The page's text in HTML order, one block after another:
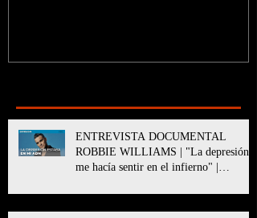
ENTREVISTA DOCUMENTAL
ROBBIE WILLIAMS | "La depresión
me hacía sentir en el infierno" |